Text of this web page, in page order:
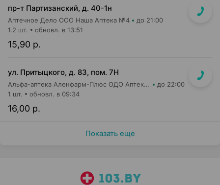
пр-т Партизанский, д. 40-1н
Аптечное Дело ООО Наша Аптека №4 до 21:00
15,90 р.
1.2 шт. обновл. в 13:51
ул. Притыцкого, д. 83, пом. 7Н
Альфа-аптека Аленфарм-Плюс ОДО Аптека №14 до 22:00
16,00 р.
1 шт. обновл. в 09:34
Показать еще